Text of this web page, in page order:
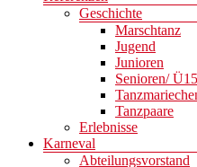
Geschichte
Marschtanz
Jugend
Junioren
Senioren/ Ü15
Tanzpaare
Erlebnisse
Karneval
Abteilungsvorstand